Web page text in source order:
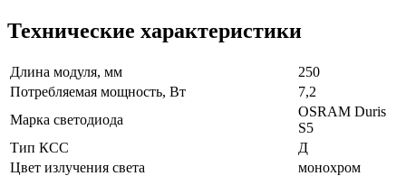
Технические характеристики
Длина модуля, мм
250
Потребляемая мощность, Вт
7,2
Марка светодиода
OSRAM Duris
S5
Тип КСС
Д
Цвет излучения света
монохром